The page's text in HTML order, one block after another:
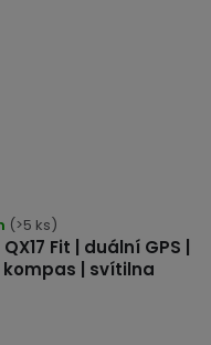
QX17 Fit | duální GPS |
| svítilna
(>5 ks)